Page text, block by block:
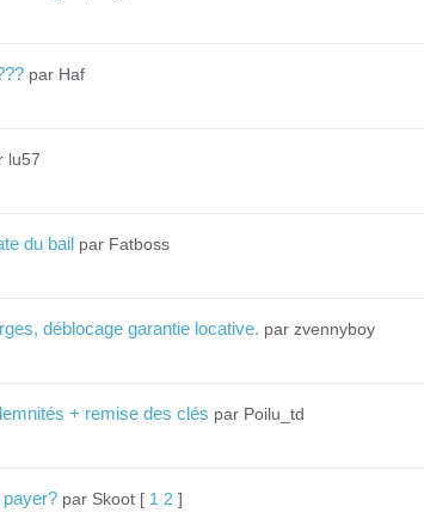
par Haf
lu57
du bail par Fatboss
déblocage garantie locative. par zvennyboy
+ remise des clés par Poilu_td
payer? par Skoot [ 1 2 ]